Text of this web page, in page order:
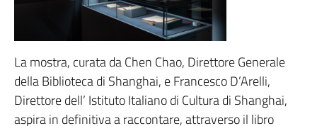
La mostra, curata da Chen Chao, Direttore Generale
della Biblioteca di Shanghai, e Francesco D’Arelli,
Direttore dell’ Istituto Italiano di Cultura di Shanghai,
aspira in definitiva a raccontare, attraverso il libro